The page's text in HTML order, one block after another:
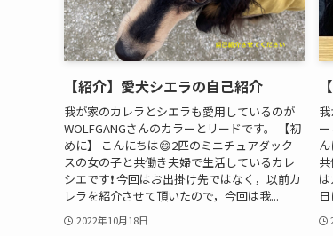
【紹介】愛犬シエラの自己紹介
我が家のカレラとシエラも愛用しているのが
WOLFGANGさんのカラーとリードです。 【初
めに】 こんにちは😄2匹のミニチュアダック
スの女の子と共働き夫婦で生活しているカレ
シエです❗️ 今回はお出掛け先ではなく，以前カ
レラを紹介させて頂いたので，今回は我...
2022年10月18日